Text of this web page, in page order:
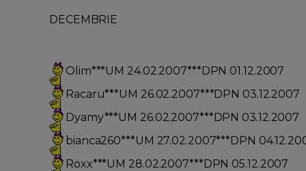
DECEMBRIE
Olim***UM 24.02.2007***DPN 01.12.2007
Racaru***UM 26.02.2007***DPN 03.12.2007
Dyamy***UM 26.02.2007***DPN 03.12.2007
bianca260***UM 27.02.2007***DPN
Roxx***UM 28.02.2007***DPN 05.12.2007